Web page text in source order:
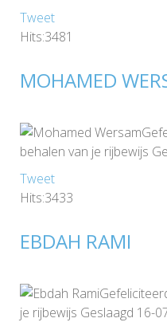
Tweet
Hits:3481
MOHAMED
behalen van je rijbewijs
Tweet
Hits:3433
EBDAH RAMI
je rijbewijs Geslaagd 16-